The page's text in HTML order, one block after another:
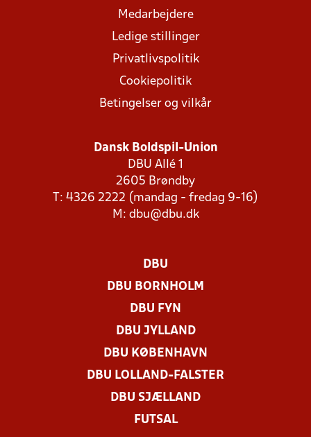
Medarbejdere
Ledige stillinger
Privatlivspolitik
Cookiepolitik
Betingelser og vilkår
Dansk Boldspil-Union
DBU Allé 1
2605 Brøndby
T: 4326 2222 (mandag - fredag 9-16)
M: dbu@dbu.dk
DBU
DBU BORNHOLM
DBU FYN
DBU JYLLAND
DBU KØBENHAVN
DBU LOLLAND-FALSTER
DBU SJÆLLAND
FUTSAL